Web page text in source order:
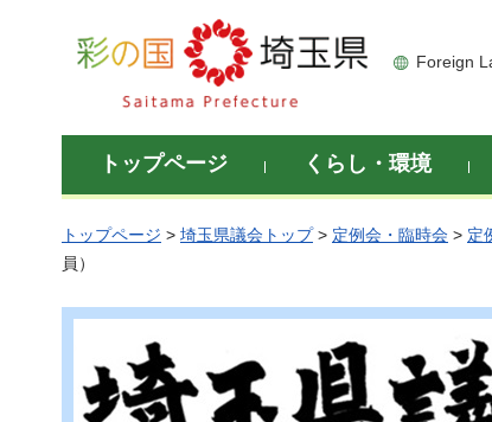
彩の国 埼玉県
Foreign
トップページ くらし・環境
トップページ > 埼玉県議会トップ> 定例会・臨時会 > 定
員）